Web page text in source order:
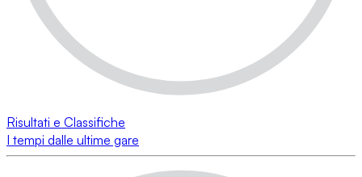
Risultati e Classifiche
I tempi dalle ultime gare